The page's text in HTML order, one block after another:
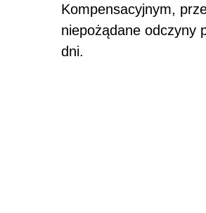
Kompensacyjnym,
niepożądane odczyny
dni.